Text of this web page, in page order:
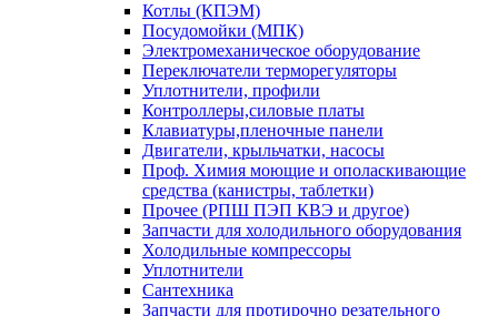
Котлы (КПЭМ)
Посудомойки (МПК)
Электромеханическое оборудование
Переключатели терморегуляторы
Уплотнители, профили
Контроллеры,силовые платы
Клавиатуры,пленочные панели
Двигатели, крыльчатки, насосы
Проф. Химия моющие и ополаскивающие
средства (канистры, таблетки)
Прочее (РПШ ПЭП КВЭ и другое)
Запчасти для холодильного оборудования
Холодильные компрессоры
Уплотнители
Сантехника
Запчасти для протирочно резательного